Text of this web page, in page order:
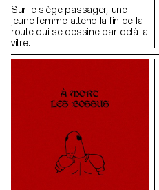
Sur le siège passager, une
jeune femme attend la fin de la
route qui se dessine par-delà la
vitre.